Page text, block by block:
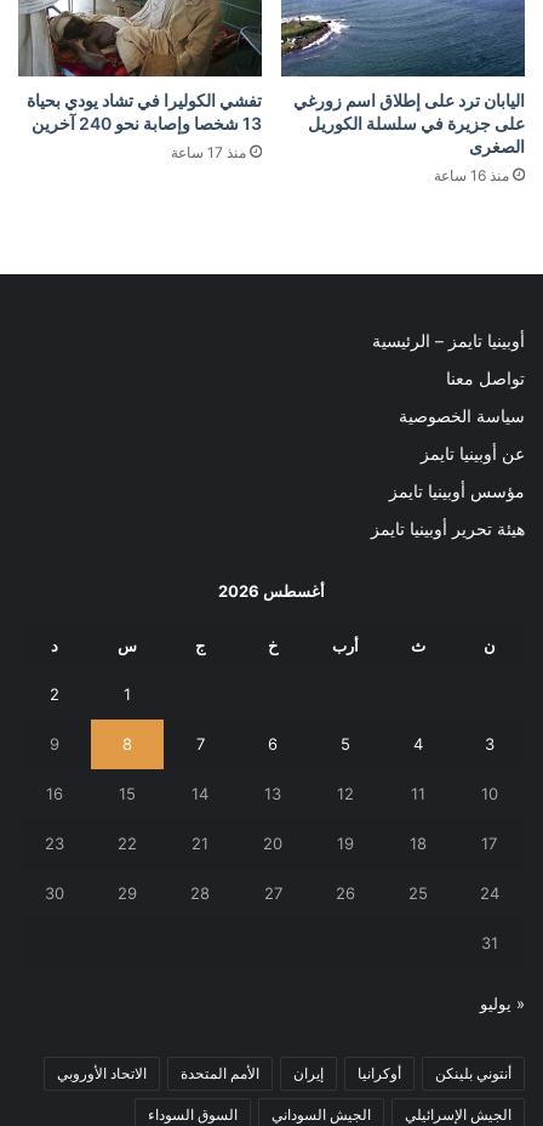
اليابان ترد على إطلاق اسم زورغي
على جزيرة في سلسلة الكوريل
الصغرى
منذ 16 ساعة
تفشي الكوليرا في تشاد يودي بحياة
13 شخصا وإصابة نحو 240 آخرين
منذ 17 ساعة
أوبينيا تايمز – الرئيسية
تواصل معنا
سياسة الخصوصية
عن أوبينيا تايمز
مؤسس أوبينيا تايمز
هيئة تحرير أوبينيا تايمز
أغسطس 2026
ن ث أرب خ ج س د
1
2
3
4
5
6
7
8
9
10
11
12
13
14
15
16
17
18
19
20
21
22
23
24
25
26
27
28
29
30
31
« يوليو
أنتوني بلينكن أوكرانيا إيران الأمم المتحدة الاتحاد الأوروبي
الجيش الإسرائيلي الجيش السوداني السوق السوداء